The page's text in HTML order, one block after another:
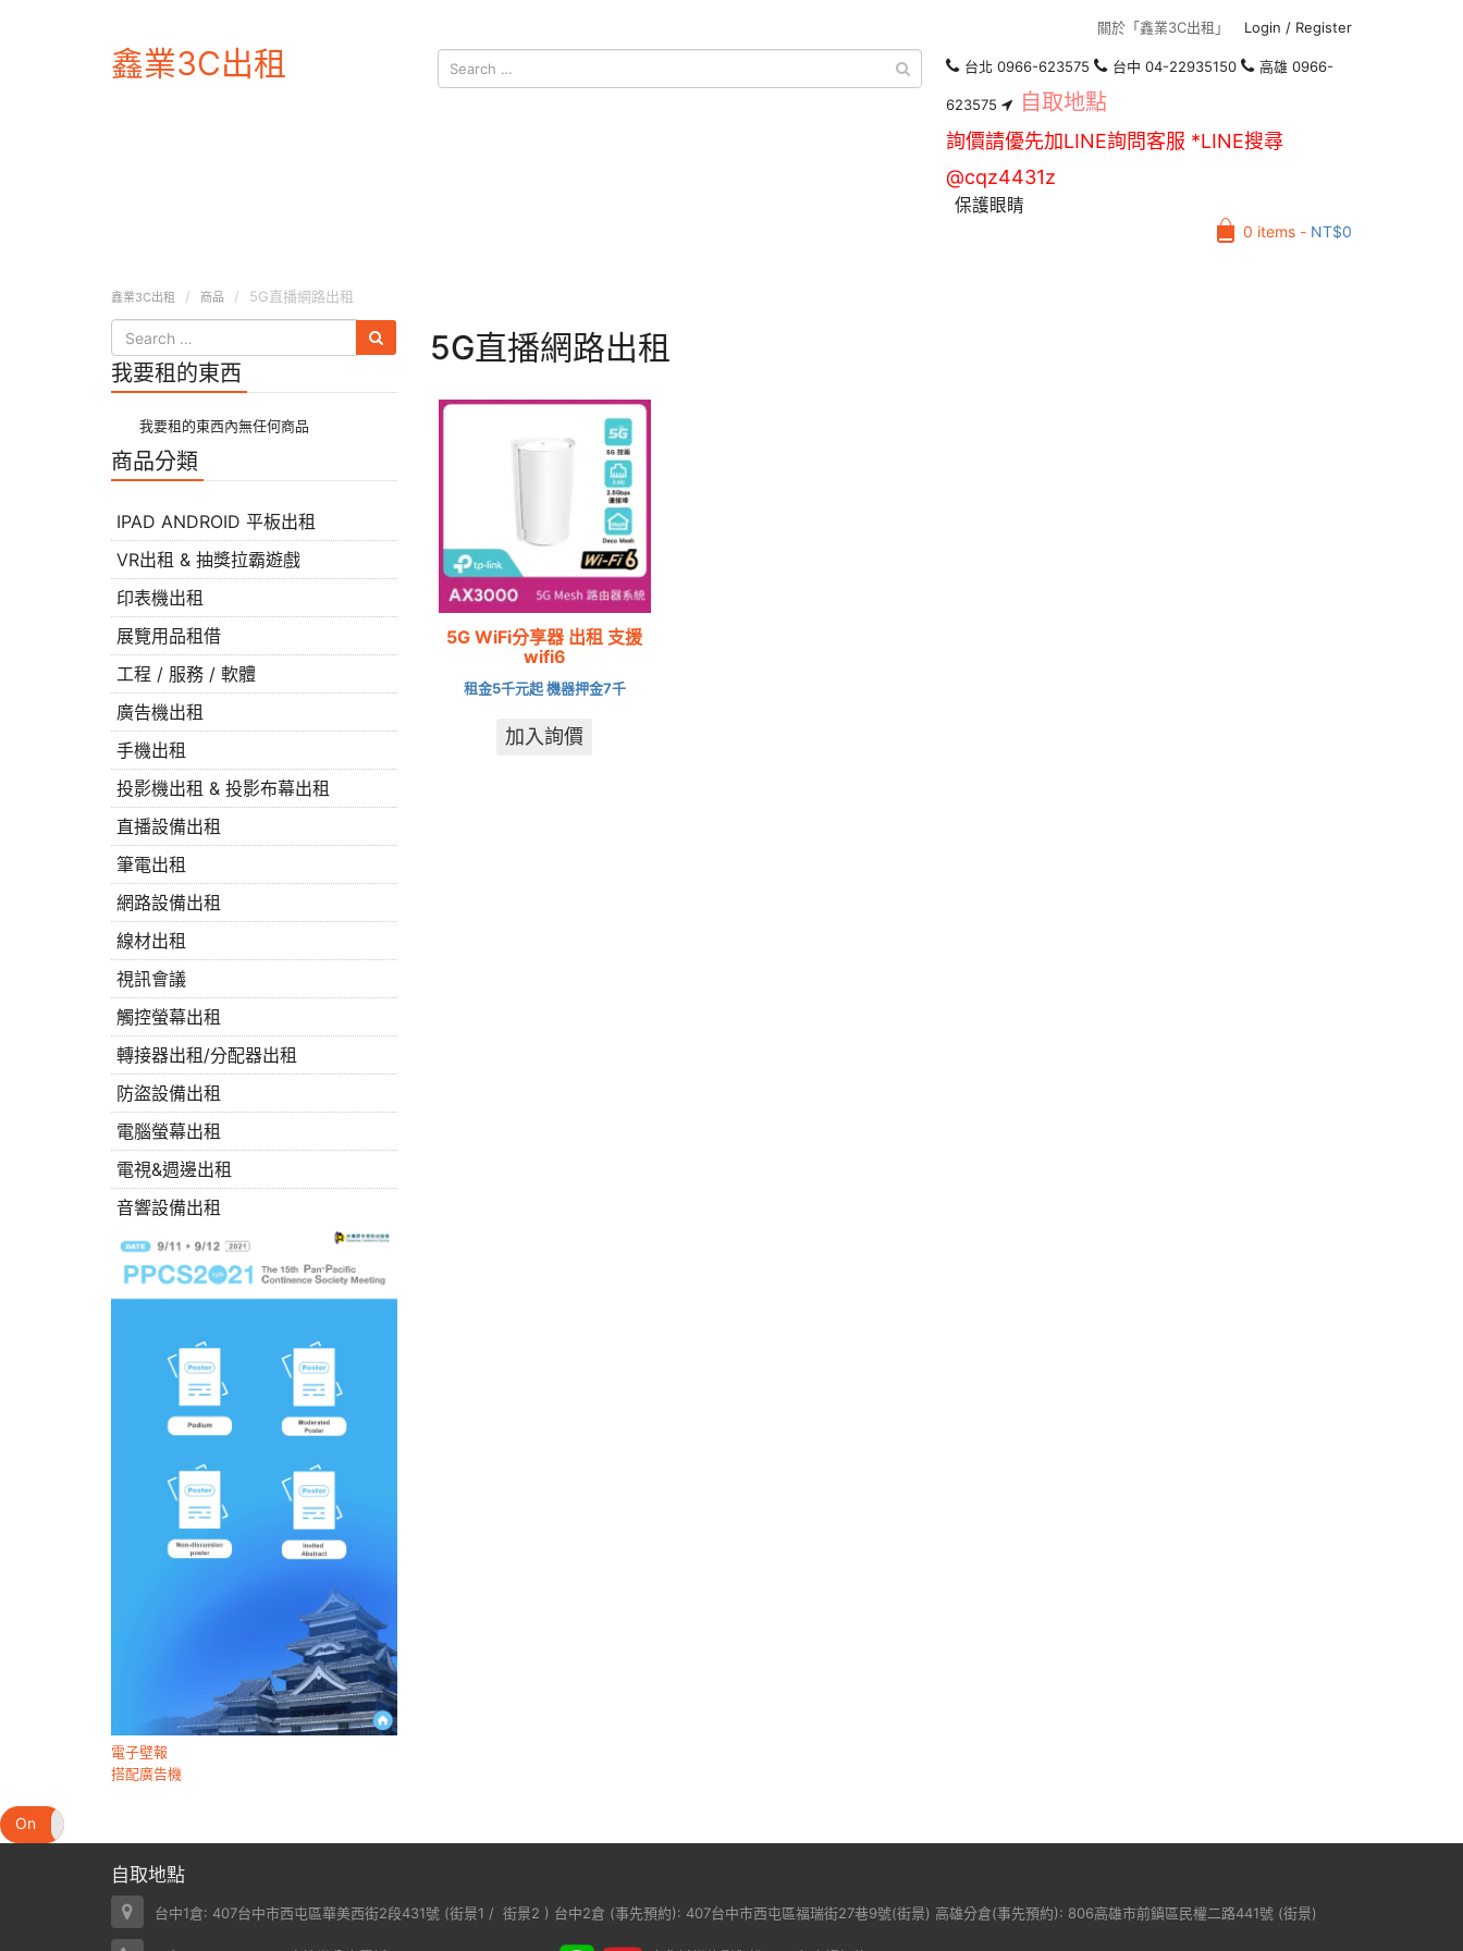
Login / Register
關於「鑫業3C出租」
鑫業3C出租 台北 0966-623575 台中 04-22935150 高雄 0966-
623575 自取地點
詢價請優先加LINE詢問客服 *LINE搜尋
@cqz4431z
保護眼睛
0 items - NT$0
鑫業3C出租 商品 5G直播網路出租
我要租的東西
我要租的東西內無任何商品
商品分類
IPAD ANDROID 平板出租
VR出租 & 抽獎拉霸遊戲
印表機出租
展覽用品租借
工程 / 服務 / 軟體
廣告機出租
手機出租
投影機出租 & 投影布幕出租
直播設備出租
筆電出租
網路設備出租
線材出租
視訊會議
觸控螢幕出租
轉接器出租/分配器出租
防盜設備出租
電腦螢幕出租
電視&週邊出租
音響設備出租
電子壁報
搭配廣告機
5G直播網路出租
5G WiFi分享器 出租 支援
wifi6
租金5千元起 機器押金7千
加入詢價
On
自取地點
台中1倉: 407台中市西屯區華美西街2段431號 (街景1 / 街景2 ) 台中2倉 (事先預約): 407台中市西屯區福瑞街27巷9號(街景) 高雄分倉(事先預約): 806高雄市前鎮區民權二路441號 (街景)